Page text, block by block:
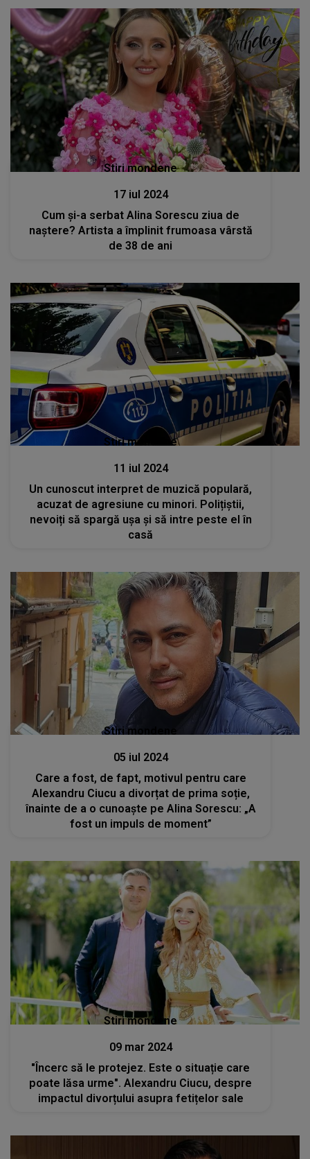
Stiri mondene
17 iul 2024
Cum și-a serbat Alina Sorescu ziua de
naștere? Artista a împlinit frumoasa vârstă
de 38 de ani
Stiri mondene
11 iul 2024
Un cunoscut interpret de muzică populară,
acuzat de agresiune cu minori. Polițiștii,
nevoiți să spargă ușa și să intre peste el în
casă
Stiri mondene
05 iul 2024
Care a fost, de fapt, motivul pentru care
Alexandru Ciucu a divorțat de prima soție,
înainte de a o cunoaște pe Alina Sorescu: „A
fost un impuls de moment”
Stiri mondene
09 mar 2024
"Încerc să le protejez. Este o situație care
poate lăsa urme". Alexandru Ciucu, despre
impactul divorțului asupra fetițelor sale